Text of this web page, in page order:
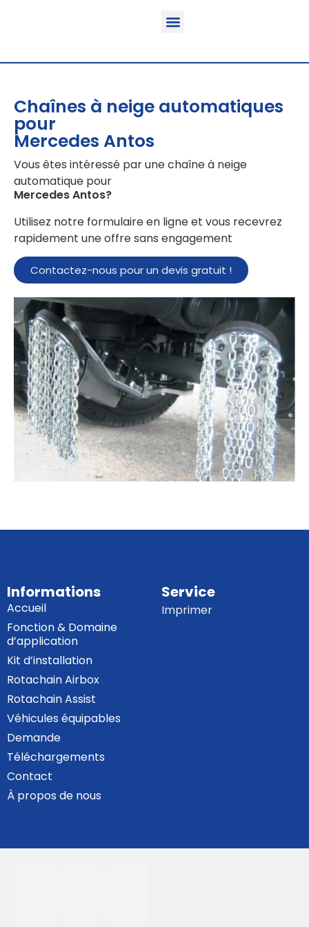
Chaînes à neige automatiques
pour
Mercedes Antos
Vous êtes intéressé par une chaîne à neige
automatique pour
Mercedes Antos?
Utilisez notre formulaire en ligne et vous recevrez
rapidement une offre sans engagement
Contactez-nous pour un devis gratuit !
Informations
Accueil
Fonction & Domaine
d’application
Kit d’installation
Rotachain Airbox
Rotachain Assist
Véhicules équipables
Demande
Téléchargements
Contact
À propos de nous
Service
Imprimer